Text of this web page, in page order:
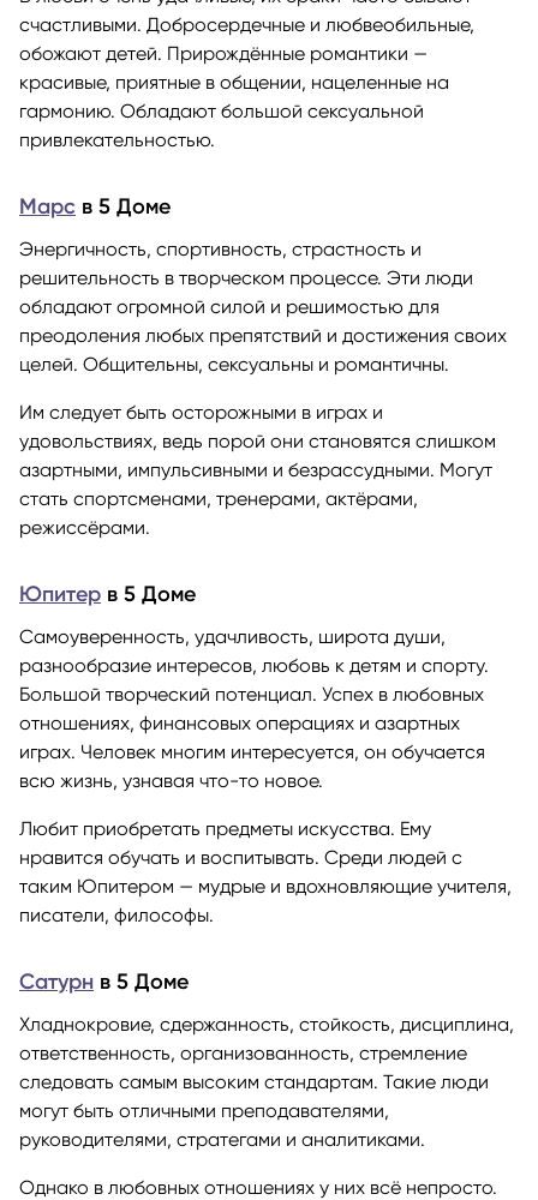
счастливыми. Добросердечные и любвеобильные,
обожают детей. Прирождённые романтики —
красивые, приятные в общении, нацеленные на
гармонию. Обладают большой сексуальной
привлекательностью.
Марс в 5 Доме
Энергичность, спортивность, страстность и
решительность в творческом процессе. Эти люди
обладают огромной силой и решимостью для
преодоления любых препятствий и достижения своих
целей. Общительны, сексуальны и романтичны.
Им следует быть осторожными в играх и
удовольствиях, ведь порой они становятся слишком
азартными, импульсивными и безрассудными. Могут
стать спортсменами, тренерами, актёрами,
режиссёрами.
Юпитер в 5 Доме
Самоуверенность, удачливость, широта души,
разнообразие интересов, любовь к детям и спорту.
Большой творческий потенциал. Успех в любовных
отношениях, финансовых операциях и азартных
играх. Человек многим интересуется, он обучается
всю жизнь, узнавая что-то новое.
Любит приобретать предметы искусства. Ему
нравится обучать и воспитывать. Среди людей с
таким Юпитером — мудрые и вдохновляющие учителя,
писатели, философы.
Сатурн в 5 Доме
Хладнокровие, сдержанность, стойкость, дисциплина,
ответственность, организованность, стремление
следовать самым высоким стандартам. Такие люди
могут быть отличными преподавателями,
руководителями, стратегами и аналитиками.
Однако в любовных отношениях у них всё непросто.